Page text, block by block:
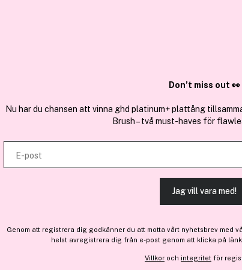
Time-
125 kr
Don’t miss out 👀
Nu har du chansen att vinna ghd platinum+ plattång
Brush – två must-haves för
E-post
Jag vill vara med!
Genom att registrera dig godkänner du att motta vårt nyhetsbrev med
helst avregistrera dig från e-post genom att klicka på
Villkor och integritet för